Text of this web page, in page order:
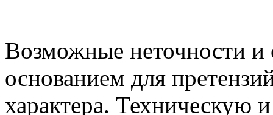
Возможные неточности и
основанием для
характера.